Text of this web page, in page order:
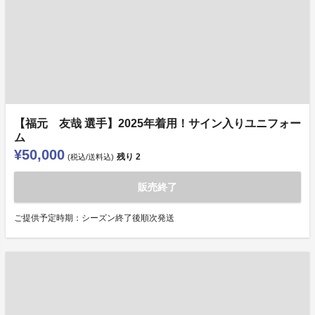
【福元 友哉 選手】2025年着用！サイン入りユニフォー
ム
¥50,000 (税込/送料込) 残り 2
販売終了
ご提供予定時期：シーズン終了後順次発送